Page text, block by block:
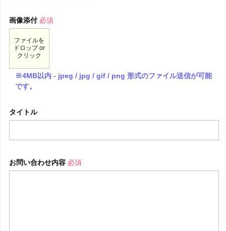
画像添付 必須
ファイルを
ドロップ or
クリック
※4MB以内 - jpeg / jpg / gif / png 形式のファイル送信が可能
です。
タイトル
お問い合わせ内容 必須